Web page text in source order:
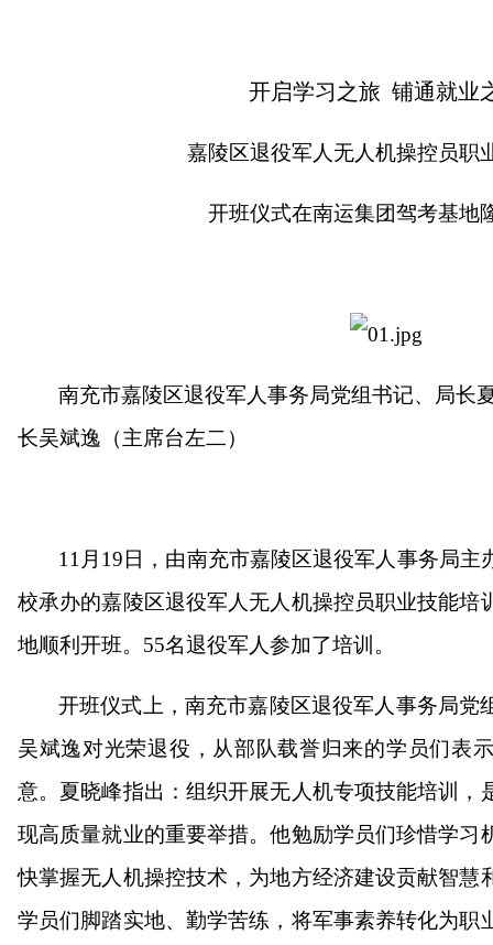
开启学习之旅 铺通就业
嘉陵区退役军人无人机操控员职
开班仪式在南运集团驾考基地
南充市嘉陵区退役军人事务局党组书记、局长
长吴斌逸（主席台左二）
11 月19日，由南充市嘉陵区退役军人事务局
校承办的嘉陵区退役军人无人机操控员职业技能培
地顺利开班。55名退役军人参加了培训。
开班仪式上， 南充市嘉陵区退役军人事务局党
吴斌逸对光荣退役，从部队载誉归来的学员们表
意。夏晓峰指出：组织开展无人机专项技能培训，
现高质量就业的重要举措。他勉励学员们珍惜学习
快掌握无人机操控技术，为地方经济建设贡献智慧
学员们脚踏实地、勤学苦练，将军事素养转化为职